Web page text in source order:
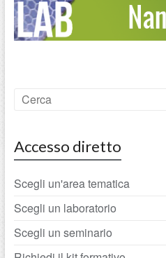
Accesso diretto
Scegli un'area tematica
Scegli un laboratorio
Scegli un seminario